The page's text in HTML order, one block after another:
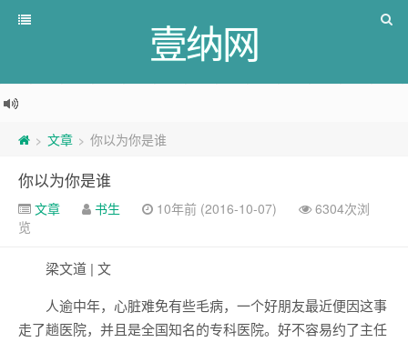
壹纳网
> 文章 > 你以为你是谁
你以为你是谁
文章 书生 10年前 (2016-10-07)
6304次浏
览
梁文道 | 文
人逾中年，心脏难免有些毛病，一个好朋友最近便因这事
走了趟医院，并且是全国知名的专科医院。好不容易约了主任